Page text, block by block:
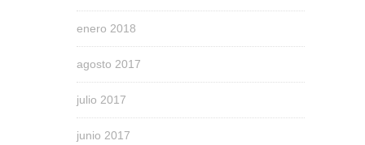
enero 2018
agosto 2017
julio 2017
junio 2017